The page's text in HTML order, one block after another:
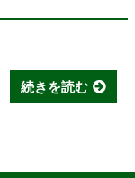
続きを読む